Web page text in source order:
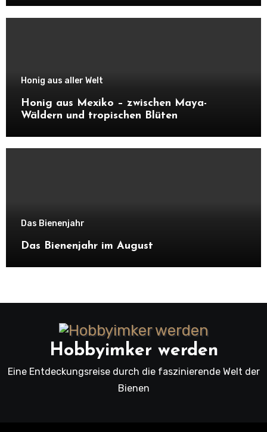
Honig aus aller Welt
Honig aus Mexiko – zwischen Maya-
Wäldern und tropischen Blüten
Das Bienenjahr
Das Bienenjahr im August
Hobbyimker werden
Eine Entdeckungsreise durch die faszinierende Welt der
Bienen